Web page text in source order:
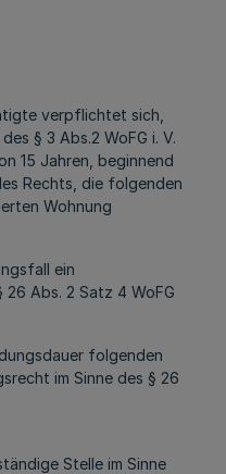
verpflichtet sich,
§ 3 Abs.2 WoFG i. V.
15 Jahren, beginnend
Rechts, die folgenden
Wohnung
ein
Abs. 2 Satz 4 WoFG
folgenden
im Sinne des § 26
Stelle im Sinne